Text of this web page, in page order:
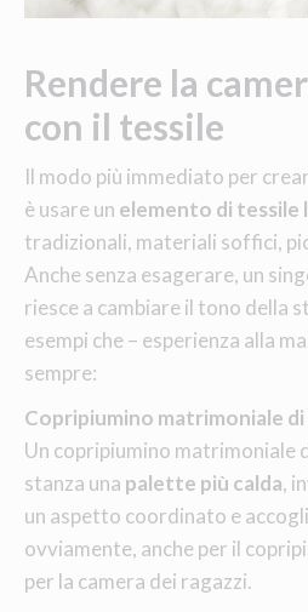
Rendere la
con il tessile
Il modo più immediato per
è usare un elemento di tessile
tradizionali, materiali soffici,
Anche senza esagerare, un
riesce a cambiare il tono della
esempi che – esperienza alla
sempre:
Copripiumino matrimoniale di
Un copripiumino matrimoniale
stanza una palette più calda,
un aspetto coordinato e
ovviamente, anche per il
per la camera dei ragazzi.